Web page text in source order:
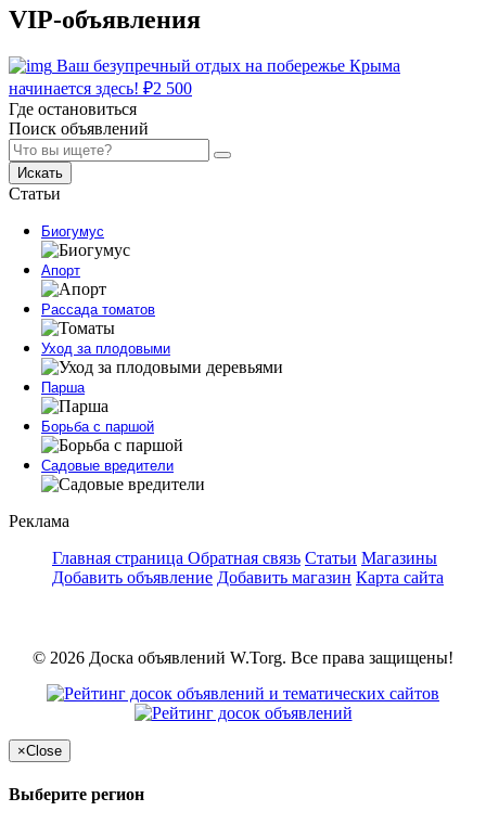
VIP-объявления
Ваш безупречный отдых на побережье Крыма
начинается здесь! ₽2 500
Где остановиться
Поиск объявлений
Искать
Статьи
Биогумус
Апорт
Рассада томатов
Уход за плодовыми
Парша
Борьба с паршой
Садовые вредители
Реклама
Главная страница Обратная связь Статьи Магазины
Добавить объявление Добавить магазин Карта сайта
© 2026 Доска объявлений W.Torg. Все права защищены!
×Close
Выберите регион